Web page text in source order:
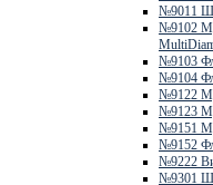
№9011
№9102
№9103
№9104
№9122
№9123
№9151
№9152
№9222
№9301